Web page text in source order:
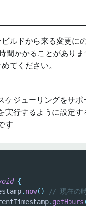
ビルドから来る変更
間かかることがあり
めてください。
ケジューリングをサ
実行するように設定
す：
{
. now( )
// 現在の
. getHours (